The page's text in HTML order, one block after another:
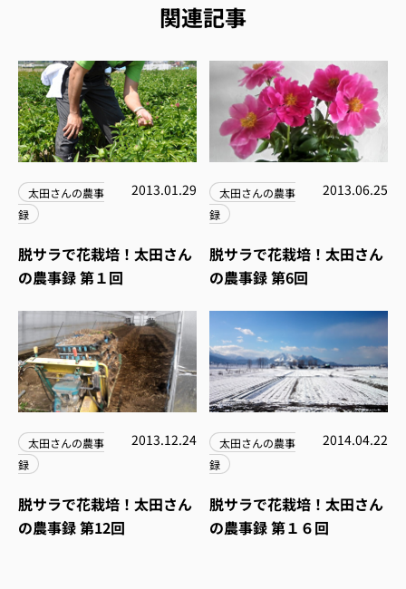
関連記事
太田さんの農事
録
2013.01.29
脱サラで花栽培！太田さん
の農事録 第１回
太田さんの農事
録
2013.06.25
脱サラで花栽培！太田さん
の農事録 第6回
太田さんの農事
録
2013.12.24
脱サラで花栽培！太田さん
の農事録 第12回
太田さんの農事
録
2014.04.22
脱サラで花栽培！太田さん
の農事録 第１６回